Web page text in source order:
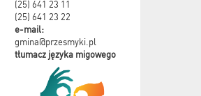
(25) 641 23 11
(25) 641 23 22
e-mail:
gmina@przesmyki.pl
tłumacz języka migowego